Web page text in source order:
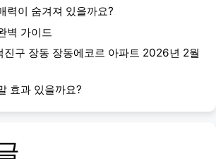
력이 숨겨져 있을까요?
벽 가이드
진구 장동 장동에코르 아파트 2026년 2월
효과 있을까요?